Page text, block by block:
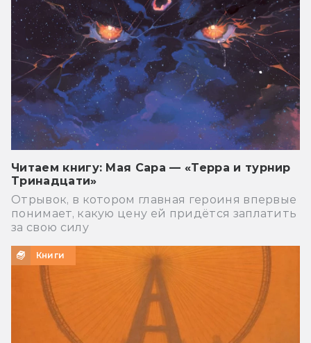
Читаем книгу: Мая Сара — «Терра и турнир
Тринадцати»
Отрывок, в котором главная героиня впервые
понимает, какую цену ей придётся заплатить
за свою силу
Книги